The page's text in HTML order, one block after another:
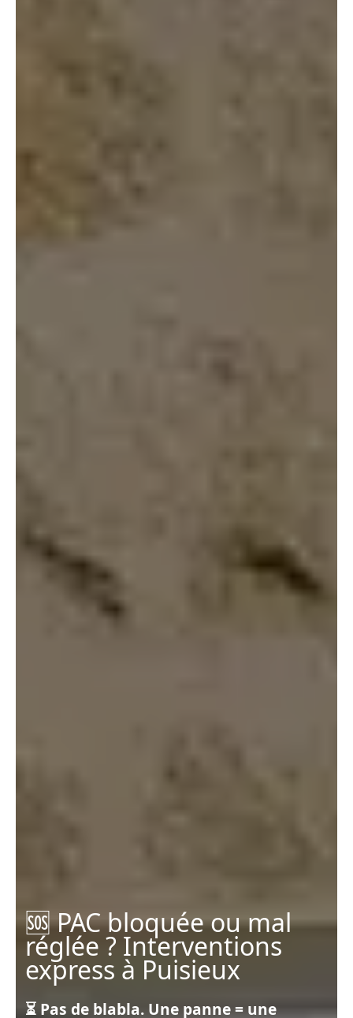
🆘 PAC bloquée ou mal
réglée ? Interventions
express à Puisieux
⏳ Pas de blabla. Une panne = une